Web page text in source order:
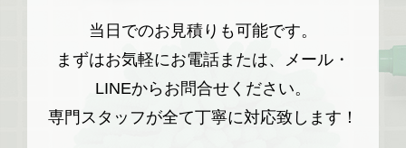
当日でのお見積りも可能です。
まずはお気軽にお電話または、メール・
LINEからお問合せください。
専門スタッフが全て丁寧に対応致します！